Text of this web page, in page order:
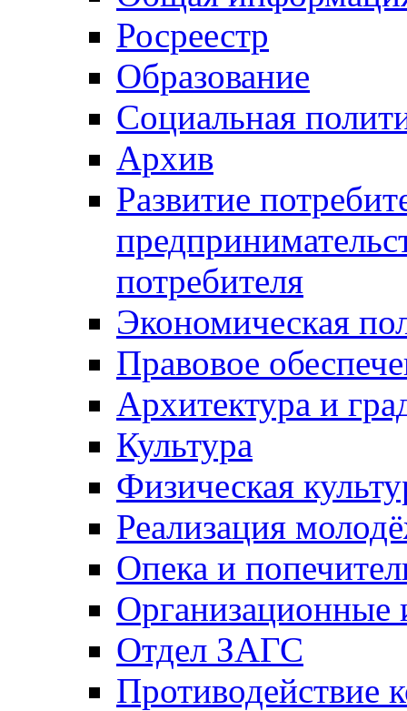
Росреестр
Образование
Социальная
Архив
Развитие
потребителя
Экономическая
Правовое
Архитектура и
Культура
Физическая
Реализация
Опека и
Отдел ЗАГС
Противодействие